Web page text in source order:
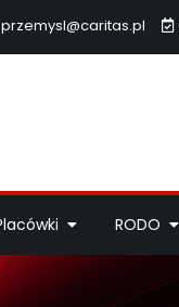
przemysl@caritas.pl
RODO